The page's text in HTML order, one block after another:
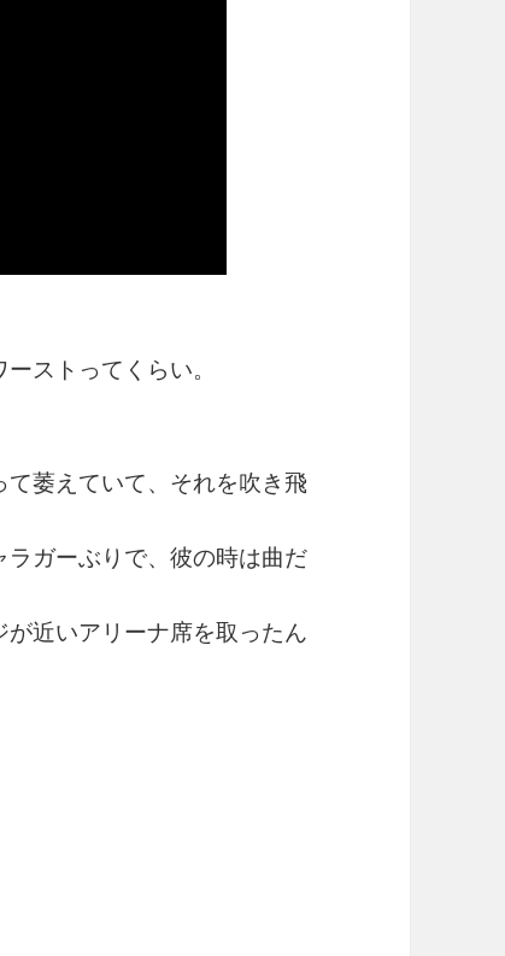
ストってくらい。
萎えていて、それを吹き飛
ガーぶりで、彼の時は曲だ
近いアリーナ席を取ったん